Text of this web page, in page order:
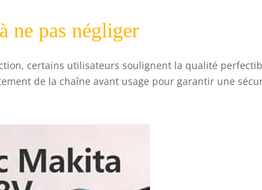
ne pas négliger
certains utilisateurs soulignent la qualité
de la chaîne avant usage pour garantir une